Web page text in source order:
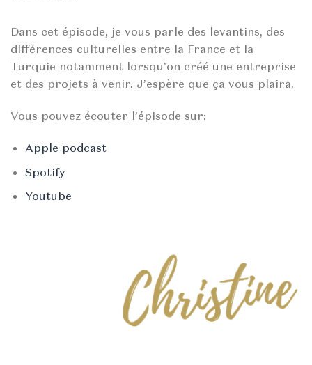
Dans cet épisode, je vous parle des levantins, des
différences culturelles entre la France et la
Turquie notamment lorsqu’on créé une entreprise
et des projets à venir. J’espère que ça vous plaira.
Vous pouvez écouter l’épisode sur:
Apple podcast
Spotify
Youtube